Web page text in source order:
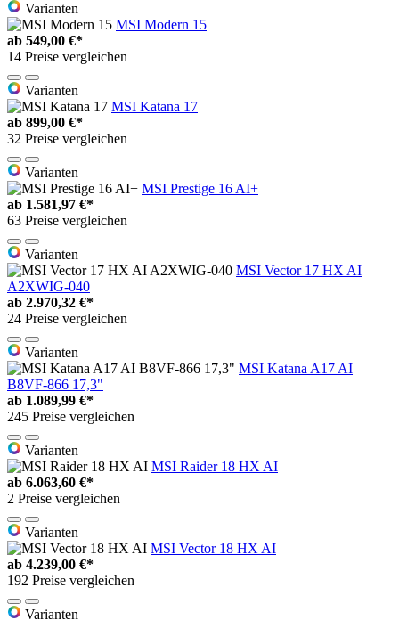
Varianten
MSI Modern 15
ab 549,00 €*
14 Preise vergleichen
Varianten
MSI Katana 17
ab 899,00 €*
32 Preise vergleichen
Varianten
MSI Prestige 16 AI+
ab 1.581,97 €*
63 Preise vergleichen
Varianten
MSI Vector 17 HX AI
A2XWIG-040
ab 2.970,32 €*
24 Preise vergleichen
Varianten
MSI Katana A17 AI
B8VF-866 17,3"
ab 1.089,99 €*
245 Preise vergleichen
Varianten
MSI Raider 18 HX AI
ab 6.063,60 €*
2 Preise vergleichen
Varianten
MSI Vector 18 HX AI
ab 4.239,00 €*
192 Preise vergleichen
Varianten